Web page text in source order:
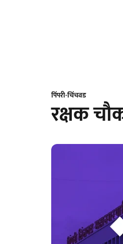
पिंपरी-चिंचवड
रक्षक